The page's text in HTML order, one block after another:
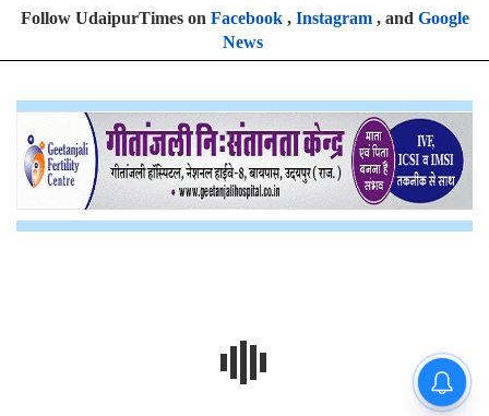
Follow UdaipurTimes on Facebook, Instagram, and Google
News